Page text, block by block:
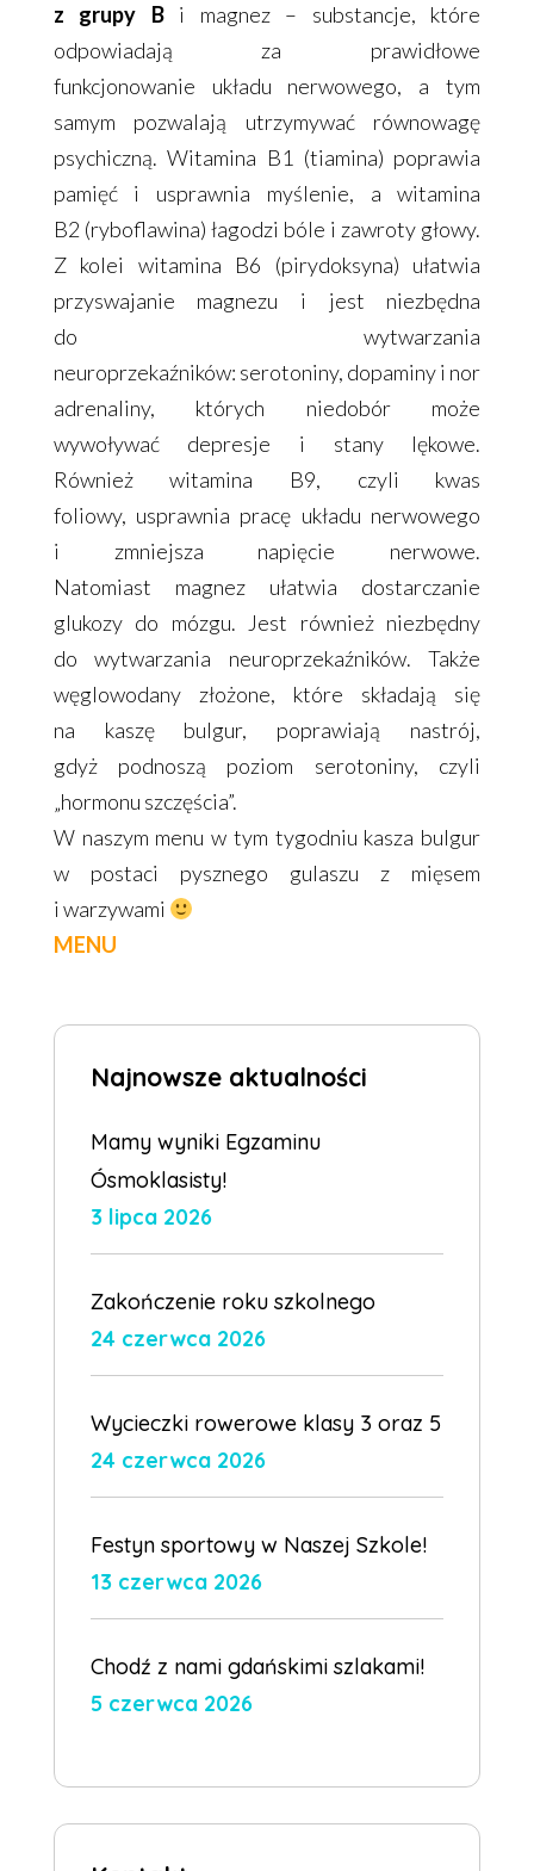
z grupy Bi magnez – substancje, które
odpowiadają za prawidłowe
funkcjonowanie układu nerwowego, a tym
samym pozwalają utrzymywać równowagę
psychiczną. Witamina B1 (tiamina) poprawia
pamięć i usprawnia myślenie, a witamina
B2 (ryboflawina) łagodzi bóle i zawroty głowy.
Z kolei witamina B6 (pirydoksyna) ułatwia
przyswajanie magnezu i jest niezbędna
do wytwarzania
neuroprzekaźników: serotoniny, dopaminy i nor
adrenaliny, których niedobór może
wywoływać depresje i stany lękowe.
Również witamina B9, czyli kwas
foliowy, usprawnia pracę układu nerwowego
i zmniejsza napięcie nerwowe.
Natomiast magnez ułatwia dostarczanie
glukozy do mózgu. Jest również niezbędny
do wytwarzania neuroprzekaźników. Także
węglowodany złożone, które składają się
na kaszę bulgur, poprawiają nastrój,
gdyż podnoszą poziom serotoniny, czyli
„hormonu szczęścia”.
W naszym menu w tym tygodniu kasza bulgur
w postaci pysznego gulaszu z mięsem
i warzywami
MENU
Najnowsze aktualności
Mamy wyniki Egzaminu
Ósmoklasisty!
3 lipca 2026
Zakończenie roku szkolnego
24 czerwca 2026
Wycieczki rowerowe klasy 3 oraz 5
24 czerwca 2026
Festyn sportowy w Naszej Szkole!
13 czerwca 2026
Chodź z nami gdańskimi szlakami!
5 czerwca 2026